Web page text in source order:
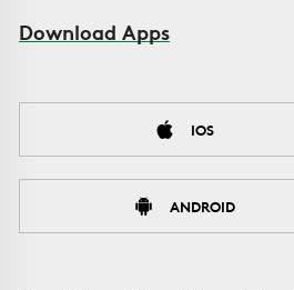
Download Apps
IOS
ANDROID